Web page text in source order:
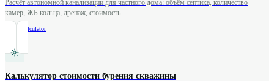
Расчёт автономной канализации для частного дома: объём септика, количество
камер, ЖБ кольца, дренаж, стоимость.
septic-calculator
Калькулятор стоимости бурения скважины